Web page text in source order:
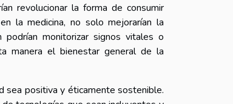
revolucionar la forma de consumir
la medicina, no solo mejorarían la
monitorizar signos vitales o
manera el bienestar general de la
sea positiva y éticamente sostenible.